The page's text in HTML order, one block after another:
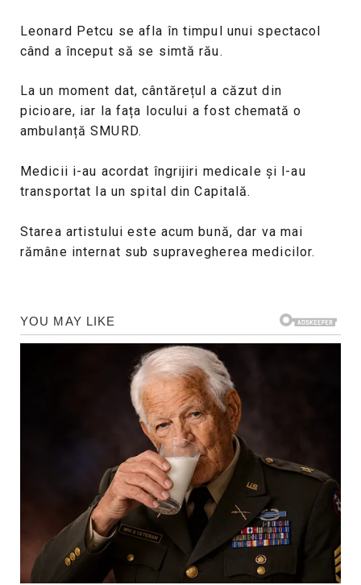
Leonard Petcu se afla în timpul unui spectacol
când a început să se simtă rău.
La un moment dat, cântărețul a căzut din
picioare, iar la fața locului a fost chemată o
ambulanță SMURD.
Medicii i-au acordat îngrijiri medicale și l-au
transportat la un spital din Capitală.
Starea artistului este acum bună, dar va mai
rămâne internat sub supravegherea medicilor.